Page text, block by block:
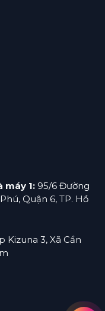
máy 1: 95/6 Đường
Quận 6, TP. Hồ
Kizuna 3, Xã Cần